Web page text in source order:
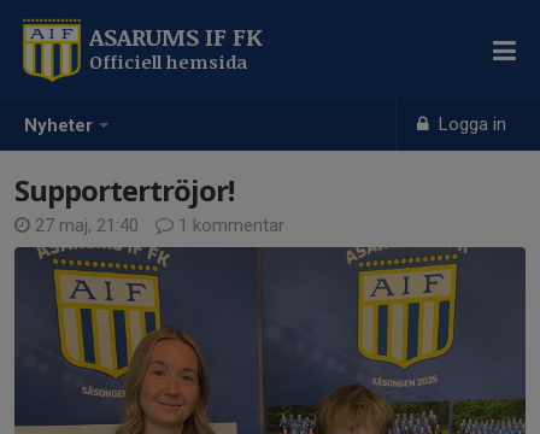
Nyheter Logga in
ASARUMS IF FK
Officiell hemsida
Supportertröjor!
27 maj, 21:40 1 kommentar